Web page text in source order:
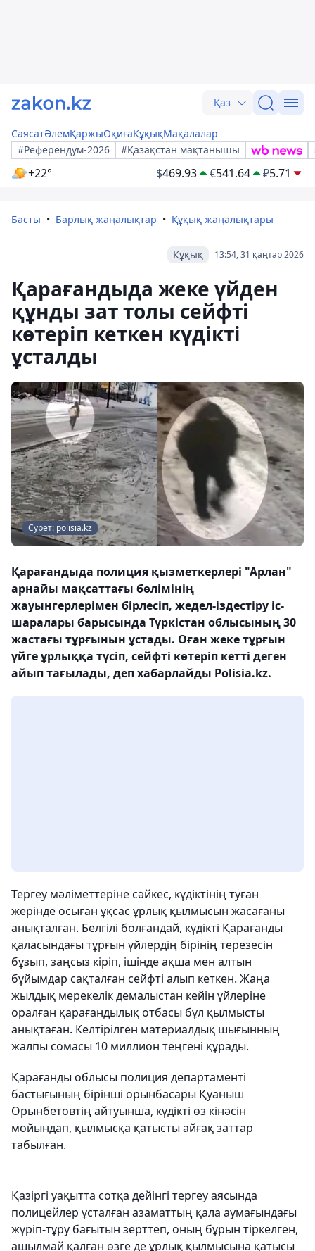
Қаз
СаясатӘлемҚаржыОқиғаҚұқықМақалалар
#Референдум-2026
#Қазақстан мақтанышы
+22° $469.93 €541.64 ₽5.71
Басты Барлық жаңалықтар Құқық жаңалықтары
13:54, 31 қаңтар 2026
Құқық
Қарағандыда жеке үйден
құнды зат толы сейфті
көтеріп кеткен күдікті
ұсталды
Сурет: polisia.kz
Қарағандыда полиция қызметкерлері "Арлан"
арнайы мақсаттағы бөлімінің
жауынгерлерімен бірлесіп, жедел-іздестіру іс-
шаралары барысында Түркістан облысының 30
жастағы тұрғынын ұстады. Оған жеке тұрғын
үйге ұрлыққа түсіп, сейфті көтеріп кетті деген
айып тағылады, деп хабарлайды Polisia.kz.
Тергеу мәліметтеріне сәйкес, күдіктінің туған
жерінде осыған ұқсас ұрлық қылмысын жасағаны
анықталған. Белгілі болғандай, күдікті Қарағанды
қаласындағы тұрғын үйлердің бірінің терезесін
бұзып, заңсыз кіріп, ішінде ақша мен алтын
бұйымдар сақталған сейфті алып кеткен. Жаңа
жылдық мерекелік демалыстан кейін үйлеріне
оралған қарағандылық отбасы бұл қылмысты
анықтаған. Келтірілген материалдық шығынның
жалпы сомасы 10 миллион теңгені құрады.
Қарағанды облысы полиция департаменті
бастығының бірінші орынбасары Қуаныш
Орынбетовтің айтуынша, күдікті өз кінәсін
мойындап, қылмысқа қатысты айғақ заттар
табылған.
Қазіргі уақытта сотқа дейінгі тергеу аясында
полицейлер ұсталған азаматтың қала аумағындағы
жүріп-тұру бағытын зерттеп, оның бұрын тіркелген,
ашылмай қалған өзге де ұрлық қылмысына қатысы